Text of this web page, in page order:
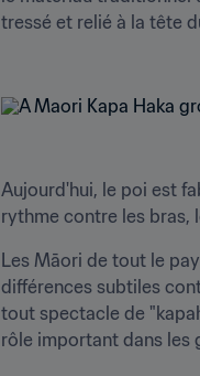
tressé et relié à la tête
Aujourd'hui, le poi est
rythme contre les bras,
Les Māori de tout le
différences subtiles
tout spectacle de
rôle important dans les